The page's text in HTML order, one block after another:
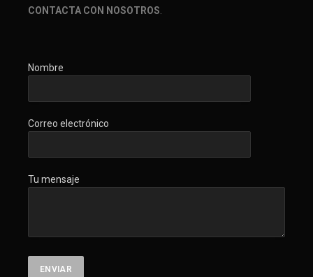
CONTACTA CON NOSOTROS.
Nombre
Correo electrónico
Tu mensaje